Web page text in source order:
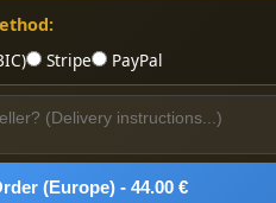
Stripe PayPal
(Europe) - 44.00 €